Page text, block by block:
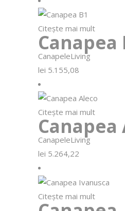
Citește mai mult
Canapea
CanapeleLiving
lei 5.155,08
Citește mai mult
Canapea
CanapeleLiving
lei 5.264,22
Citește mai mult